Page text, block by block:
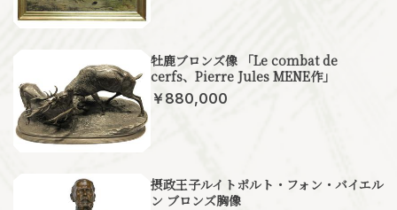
牡鹿ブロンズ像 「Le combat de
cerfs、Pierre Jules MENE作」
￥880,000
摂政王子ルイトポルト・フォン・バイエル
ン ブロンズ胸像